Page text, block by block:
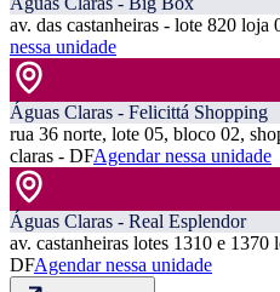
av. das castanheiras - lote 820 loja
nessa unidade
Águas Claras - Felicittá Shopping
rua 36 norte, lote 05, bloco 02,
claras - DFAgendar nessa unidade
Águas Claras - Real Esplendor
av. castanheiras lotes 1310 e 1370
DFAgendar nessa unidade